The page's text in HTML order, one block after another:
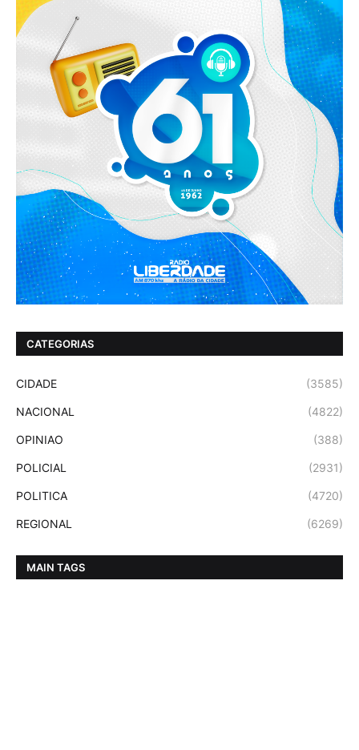
CATEGORIAS
CIDADE (3585)
NACIONAL (4822)
OPINIAO (388)
POLICIAL (2931)
POLITICA (4720)
REGIONAL (6269)
MAIN TAGS